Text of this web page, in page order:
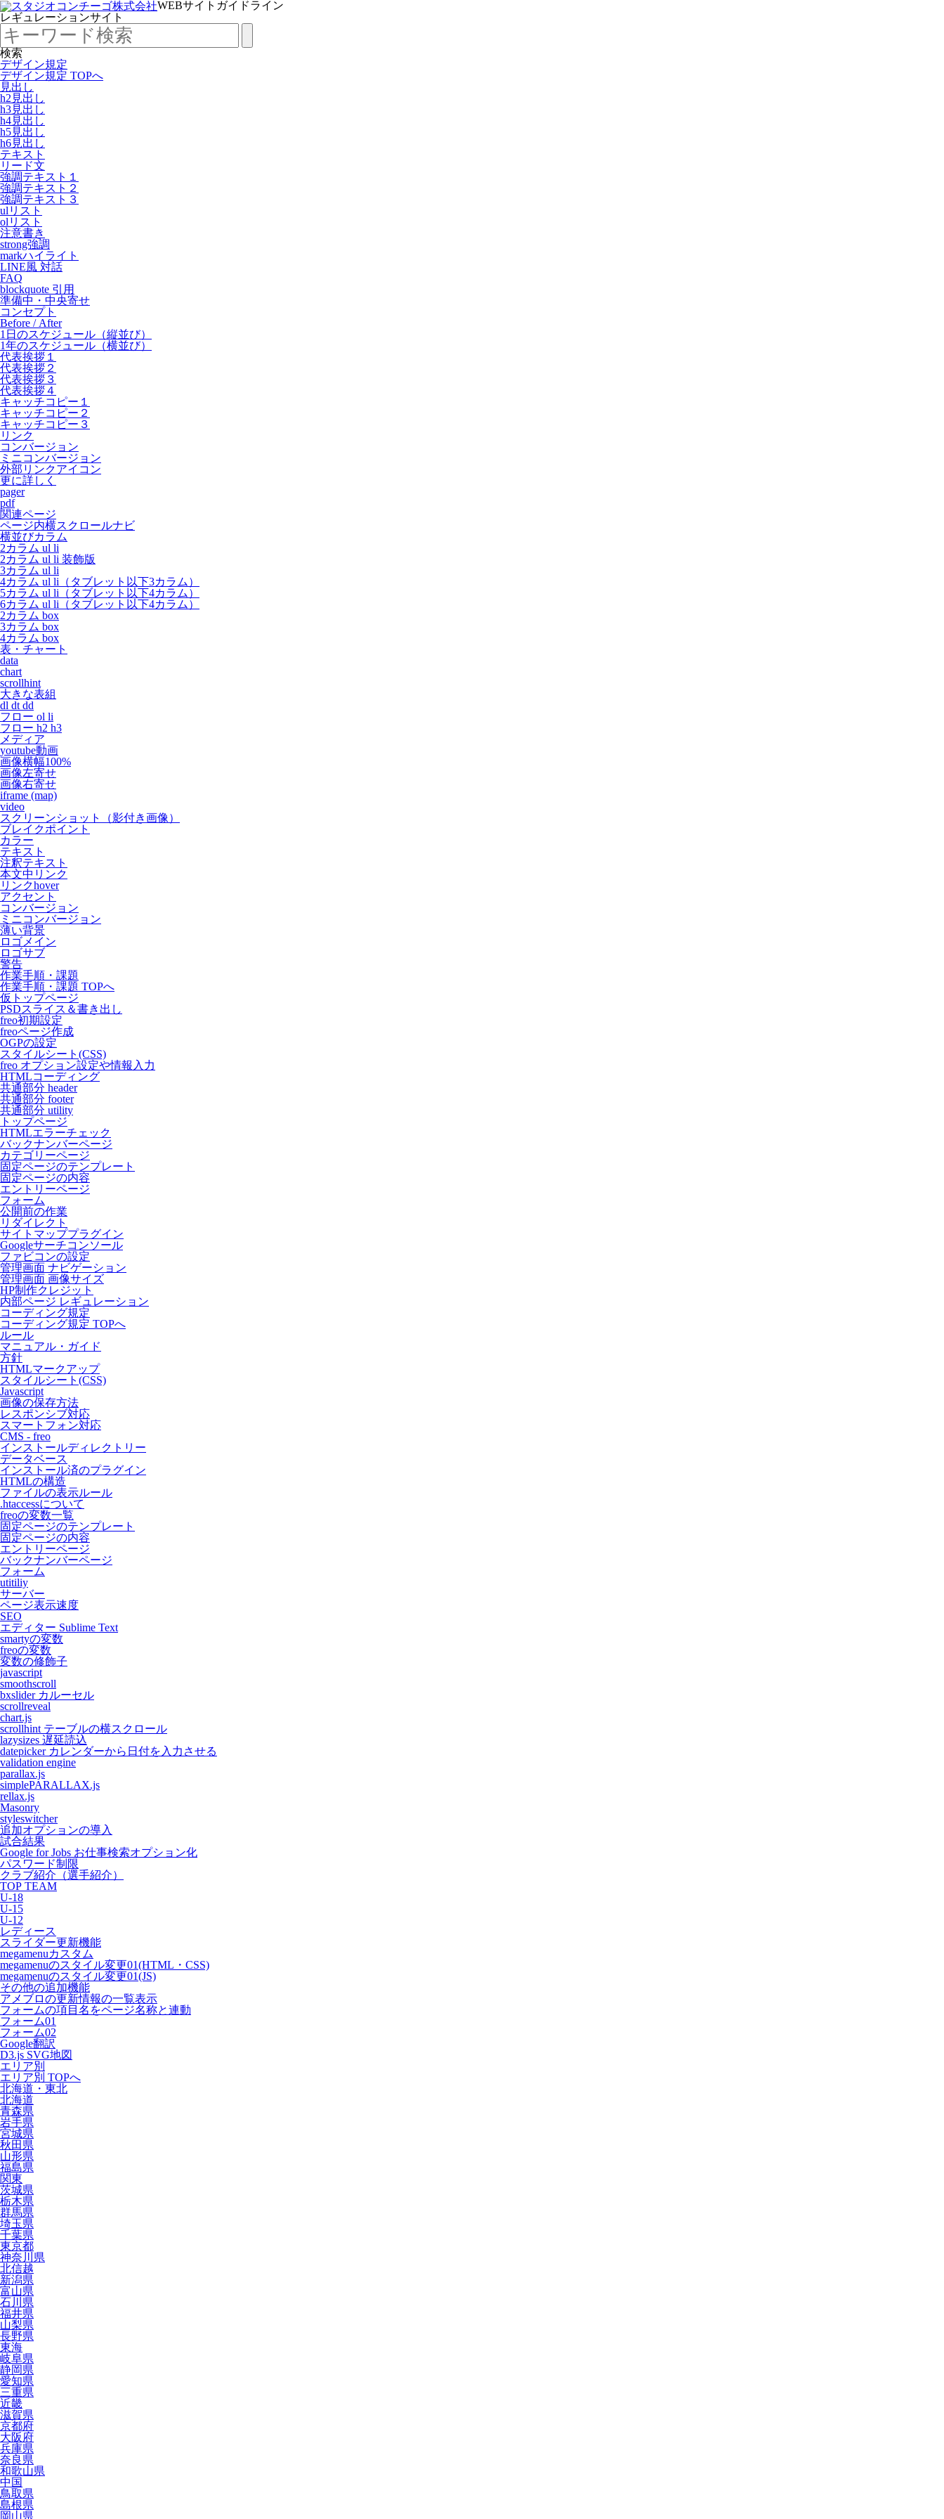
WEBサイトガイドライン
レギュレーションサイト
検索
デザイン規定
デザイン規定 TOPへ
見出し
h2見出し
h3見出し
h4見出し
h5見出し
h6見出し
テキスト
リード文
強調テキスト１
強調テキスト２
強調テキスト３
ulリスト
olリスト
注意書き
strong強調
markハイライト
LINE風 対話
FAQ
blockquote 引用
準備中・中央寄せ
コンセプト
Before / After
1日のスケジュール（縦並び）
1年のスケジュール（横並び）
代表挨拶１
代表挨拶２
代表挨拶３
代表挨拶４
キャッチコピー１
キャッチコピー２
キャッチコピー３
リンク
コンバージョン
ミニコンバージョン
外部リンクアイコン
更に詳しく
pager
pdf
関連ページ
ページ内横スクロールナビ
横並びカラム
2カラム ul li
2カラム ul li 装飾版
3カラム ul li
4カラム ul li（タブレット以下3カラム）
5カラム ul li（タブレット以下4カラム）
6カラム ul li（タブレット以下4カラム）
2カラム box
3カラム box
4カラム box
表・チャート
data
chart
scrollhint
大きな表組
dl dt dd
フロー ol li
フロー h2 h3
メディア
youtube動画
画像横幅100%
画像左寄せ
画像右寄せ
iframe (map)
video
スクリーンショット（影付き画像）
ブレイクポイント
カラー
テキスト
注釈テキスト
本文中リンク
リンクhover
アクセント
コンバージョン
ミニコンバージョン
薄い背景
ロゴメイン
ロゴサブ
警告
作業手順・課題
作業手順・課題 TOPへ
仮トップページ
PSDスライス＆書き出し
freo初期設定
freoページ作成
OGPの設定
スタイルシート(CSS)
freo オプション設定や情報入力
HTMLコーディング
共通部分 header
共通部分 footer
共通部分 utility
トップページ
HTMLエラーチェック
バックナンバーページ
カテゴリーページ
固定ページのテンプレート
固定ページの内容
エントリーページ
フォーム
公開前の作業
リダイレクト
サイトマッププラグイン
Googleサーチコンソール
ファビコンの設定
管理画面 ナビゲーション
管理画面 画像サイズ
HP制作クレジット
内部ページ レギュレーション
コーディング規定
コーディング規定 TOPへ
ルール
マニュアル・ガイド
方針
HTMLマークアップ
スタイルシート(CSS)
Javascript
画像の保存方法
レスポンシブ対応
スマートフォン対応
CMS - freo
インストールディレクトリー
データベース
インストール済のプラグイン
HTMLの構造
ファイルの表示ルール
.htaccessについて
freoの変数一覧
固定ページのテンプレート
固定ページの内容
エントリーページ
バックナンバーページ
フォーム
utitiliy
サーバー
ページ表示速度
SEO
エディター Sublime Text
smartyの変数
freoの変数
変数の修飾子
javascript
smoothscroll
bxslider カルーセル
scrollreveal
chart.js
scrollhint テーブルの横スクロール
lazysizes 遅延読込
datepicker カレンダーから日付を入力させる
validation engine
parallax.js
simplePARALLAX.js
rellax.js
Masonry
styleswitcher
追加オプションの導入
試合結果
Google for Jobs お仕事検索オプション化
パスワード制限
クラブ紹介（選手紹介）
TOP TEAM
U-18
U-15
U-12
レディース
スライダー更新機能
megamenuカスタム
megamenuのスタイル変更01(HTML・CSS)
megamenuのスタイル変更01(JS)
その他の追加機能
アメブロの更新情報の一覧表示
フォームの項目名をページ名称と連動
フォーム01
フォーム02
Google翻訳
D3.js SVG地図
エリア別
エリア別 TOPへ
北海道・東北
北海道
青森県
岩手県
宮城県
秋田県
山形県
福島県
関東
茨城県
栃木県
群馬県
埼玉県
千葉県
東京都
神奈川県
北信越
新潟県
富山県
石川県
福井県
山梨県
長野県
東海
岐阜県
静岡県
愛知県
三重県
近畿
滋賀県
京都府
大阪府
兵庫県
奈良県
和歌山県
中国
鳥取県
島根県
岡山県